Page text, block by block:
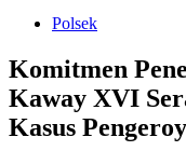
Polsek
Komitmen
Kaway XVI
Kasus